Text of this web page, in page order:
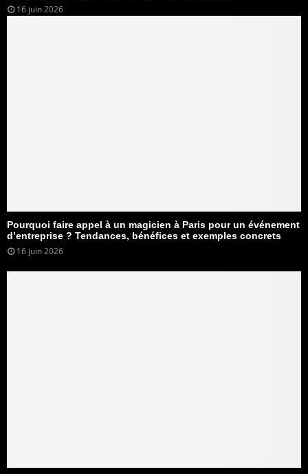
16 juin 2026
Pourquoi faire appel à un magicien à Paris pour un événement
d’entreprise ? Tendances, bénéfices et exemples concrets
16 juin 2026